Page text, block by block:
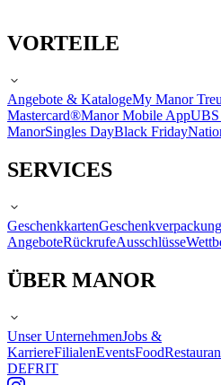
VORTEILE
Angebote & KatalogeMy Manor
Mastercard®Manor Mobile App
ManorSingles DayBlack Friday
SERVICES
GeschenkkartenGeschenkverpackung
AngeboteRückrufeAusschlüsse
ÜBER MANOR
Unser UnternehmenJobs &
KarriereFilialenEventsFood
DEFRIT